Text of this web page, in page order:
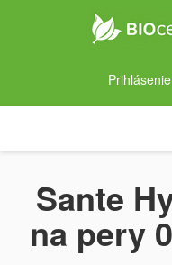
Prihlásenie
Sante
na pery